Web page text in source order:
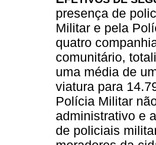
presença de
Militar e pela
quatro
comunitário,
uma média de
viatura para
Polícia Militar
administrativo e
de policiais